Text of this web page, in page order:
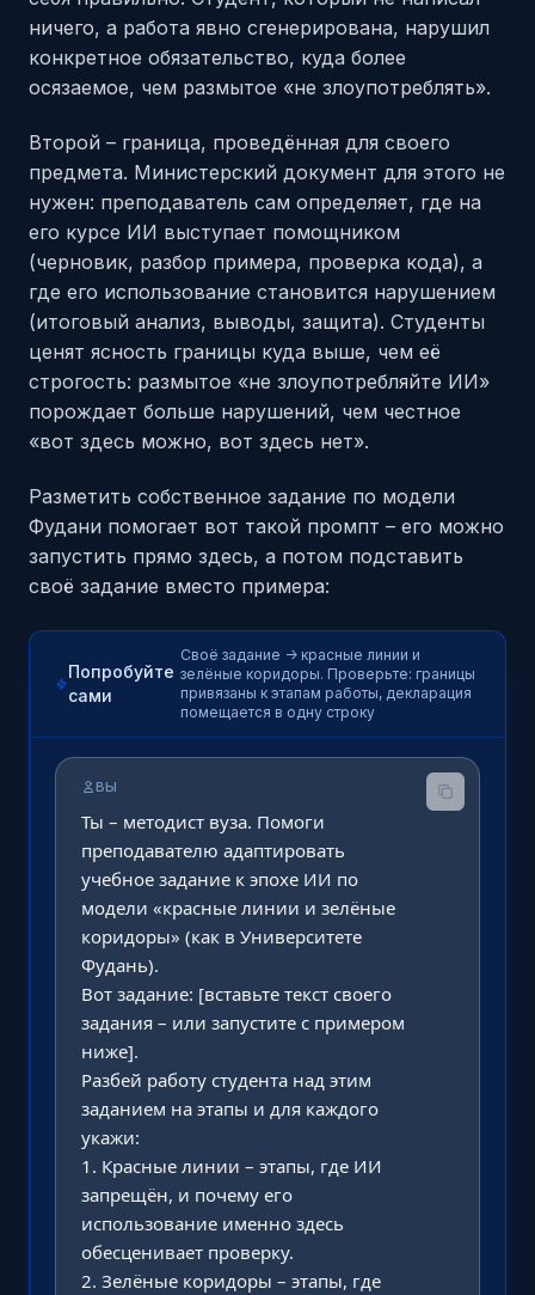
ничего, а работа явно сгенерирована, нарушил
конкретное обязательство, куда более
осязаемое, чем размытое «не злоупотреблять».
Второй – граница, проведённая для своего
предмета. Министерский документ для этого не
нужен: преподаватель сам определяет, где на
его курсе ИИ выступает помощником
(черновик, разбор примера, проверка кода), а
где его использование становится нарушением
(итоговый анализ, выводы, защита). Студенты
ценят ясность границы куда выше, чем её
строгость: размытое «не злоупотребляйте ИИ»
порождает больше нарушений, чем честное
«вот здесь можно, вот здесь нет».
Разметить собственное задание по модели
Фудани помогает вот такой промпт – его можно
запустить прямо здесь, а потом подставить
своё задание вместо примера:
Попробуйте
сами
Своё задание -> красные линии и
зелёные коридоры. Проверьте: границы
привязаны к этапам работы, декларация
помещается в одну строку
ВЫ
Ты – методист вуза. Помоги
преподавателю адаптировать
учебное задание к эпохе ИИ по
модели «красные линии и зелёные
коридоры» (как в Университете
Фудань).
Вот задание: [вставьте текст своего
задания – или запустите с примером
ниже].
Разбей работу студента над этим
заданием на этапы и для каждого
укажи:
1. Красные линии – этапы, где ИИ
запрещён, и почему его
использование именно здесь
обесценивает проверку.
2. Зелёные коридоры – этапы, где